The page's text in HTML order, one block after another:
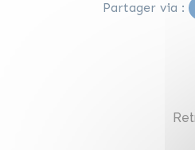
Partager via :